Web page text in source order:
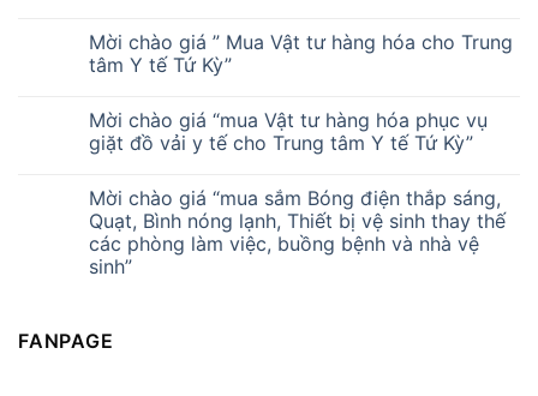
Mời chào giá ” Mua Vật tư hàng hóa cho Trung
tâm Y tế Tứ Kỳ”
Mời chào giá “mua Vật tư hàng hóa phục vụ
giặt đồ vải y tế cho Trung tâm Y tế Tứ Kỳ”
Mời chào giá “mua sắm Bóng điện thắp sáng,
Quạt, Bình nóng lạnh, Thiết bị vệ sinh thay thế
các phòng làm việc, buồng bệnh và nhà vệ
sinh”
FANPAGE